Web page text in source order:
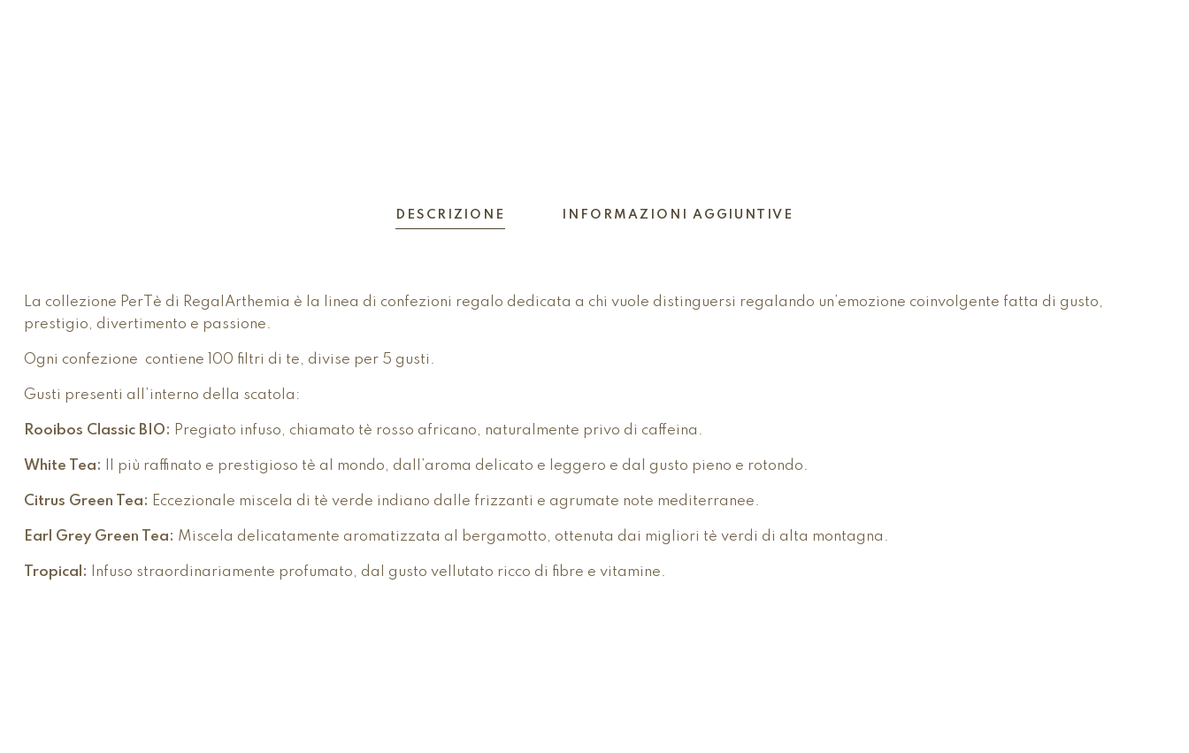
DESCRIZIONE INFORMAZIONI AGGIUNTIVE
La collezione PerTè di RegalArthemia è la linea di confezioni regalo dedicata a chi vuole distinguersi regalando un’emozione coinvolgente fatta di gusto,
prestigio, divertimento e passione.
Ogni confezione contiene 100 filtri di te, divise per 5 gusti.
Gusti presenti all’interno della scatola:
Rooibos Classic BIO: Pregiato infuso, chiamato tè rosso africano, naturalmente privo di caffeina.
White Tea: Il più raffinato e prestigioso tè al mondo, dall’aroma delicato e leggero e dal gusto pieno e rotondo.
Citrus Green Tea: Eccezionale miscela di tè verde indiano dalle frizzanti e agrumate note mediterranee.
Earl Grey Green Tea: Miscela delicatamente aromatizzata al bergamotto, ottenuta dai migliori tè verdi di alta montagna.
Tropical: Infuso straordinariamente profumato, dal gusto vellutato ricco di fibre e vitamine.